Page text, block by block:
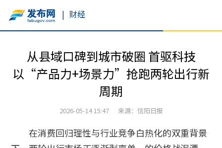
| 财经
从县域口碑到城市破圈 首驱科技
以“产品力+场景力”抢跑两轮出行新
周期
2026-05-14 15:47 来源：信阳日报
在消费回归理性与行业竞争白热化的双重背景